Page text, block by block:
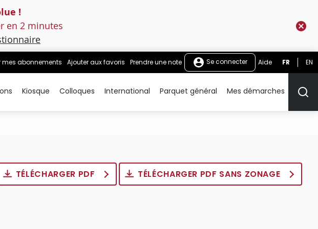
!
en 2 minutes
mes abonnements Ajouter aux favoris Prendre une note Se connecter Aide FR EN
Kiosque Colloques International Parquet général Mes démarches
TÉLÉCHARGER PDF TÉLÉCHARGER PDF SANS ZONAGE